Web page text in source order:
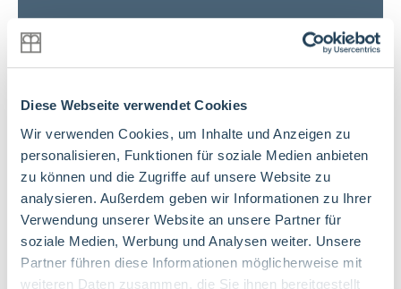
Diese Webseite verwendet Cookies
Wir verwenden Cookies, um Inhalte und Anzeigen zu
personalisieren, Funktionen für soziale Medien anbieten
zu können und die Zugriffe auf unsere Website zu
analysieren. Außerdem geben wir Informationen zu Ihrer
Verwendung unserer Website an unsere Partner für
soziale Medien, Werbung und Analysen weiter. Unsere
Partner führen diese Informationen möglicherweise mit
weiteren Daten zusammen, die Sie ihnen bereitgestellt